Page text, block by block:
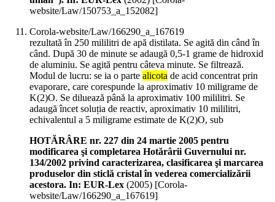
website/Law/150753_a_152082]
Corola-website/Law/166290_a_167619
rezultată în 250 mililitri de apă distilata. Se agită din când în
când. După 30 de minute se adaugă 0,5-1 grame de hidroxid
de aluminiu. Se agită pentru câteva minute. Se filtrează.
Modul de lucru: se ia o parte alicota de acid concentrat prin
evaporare, care corespunde la aproximativ 10 miligrame de
K(2)O. Se diluează până la aproximativ 100 mililitri. Se
adaugă încet soluția de reactiv, aproximativ 10 mililitri,
echivalentul a 5 miligrame estimate de K(2)O, sub
HOTĂRÂRE nr. 227 din 24 martie 2005 pentru
modificarea şi completarea Hotărârii Guvernului nr.
134/2002 privind caracterizarea, clasificarea şi marcarea
produselor din sticlă cristal în vederea comercializării
acestora. In: EUR-Lex (2005) [Corola-
website/Law/166290_a_167619]